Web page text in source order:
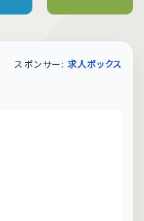
スポンサー: 求人ボックス